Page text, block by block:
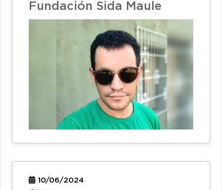
Fundación Sida Maule
10/06/2024